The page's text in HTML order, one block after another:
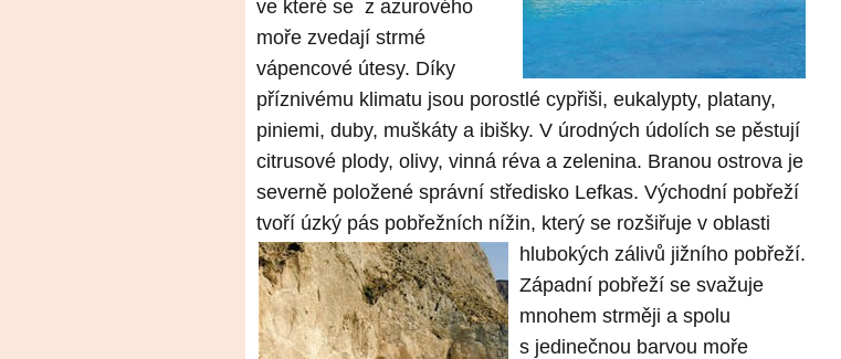
ve které se z azurového
moře zvedají strmé
vápencové útesy. Díky
příznivému klimatu jsou porostlé cypřiši, eukalypty, platany,
piniemi, duby, muškáty a ibišky. V úrodných údolích se pěstují
citrusové plody, olivy, vinná réva a zelenina. Branou ostrova je
severně položené správní středisko Lefkas. Východní pobřeží
tvoří úzký pás pobřežních nížin, který se rozšiřuje v oblasti
hlubokých zálivů jižního pobřeží.
Západní pobřeží se svažuje
mnohem strměji a spolu
s jedinečnou barvou moře